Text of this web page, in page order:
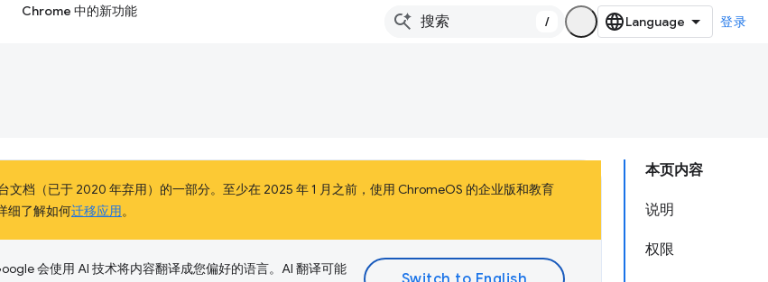
Chrome 中的新功能
/ 登录
本页内容
说明
权限
文档（已于 2020 年弃用）的一部分。至少在 2025 年 1 月之前，使用 ChromeOS 的企业版和教育
细了解如何迁移应用。
会使用 AI 技术将内容翻译成您偏好的语言。AI 翻译可能